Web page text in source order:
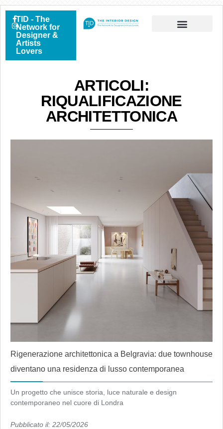
TID - The
Network for
Designer &
Artists
Lovers
ARTICOLI:
RIQUALIFICAZIONE
ARCHITETTONICA
Rigenerazione architettonica a Belgravia: due townhouse
diventano una residenza di lusso contemporanea
Un progetto che unisce storia, luce naturale e design
contemporaneo nel cuore di Londra
Pubblicato il: 22/05/2026